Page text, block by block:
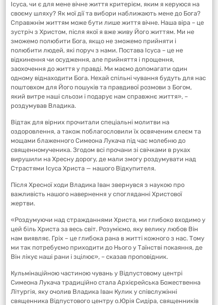
Ісуса, чи є для мене вічне життя критерієм, яким я керуюся на
своєму шляху? Як мої дії та вибори наближають мене до Бога?
Справжнім життям може бути лише життя вічне. Наша віра – це
зустріч з Христом, після якої я вже живу Його життям. Ми не
зможемо полюбити Бога, якщо не зможемо прийняти і
полюбити людей, які поруч з нами. Постава Ісуса – це не
відкинення чи осудження, але прийняття і прощення,
заохочення до життя у правді. Ми маємо допомагати один
одному віднаходити Бога. Нехай спільні чування будуть для нас
поштовхом для Його пошуків та правдивої розмови з Богом,
який витре наші сльози і подарує нам справжнє життя», –
роздумував Владика.
Відтак для вірних прочитали спеціальні молитви на
оздоровлення, а також поблагословили їх освяченим єлеєм та
мощами блаженного Симеона Лукача під час молебню до
священномученика. Згодом всі прочани зі свічками в руках
вирушили на Хресну дорогу, де мали змогу роздумувати над
Страстями Ісуса Христа — нашого Відкупителя.
Після Хресної ходи Владика Іван звернувся з наукою про
важливість нашого навернення у спогляданні Христової
жертви.
«Роздумуючи над стражданнями Христа, ми глибоко входимо у
цей біль Христа за весь світ. Розуміємо, яку велику любов Він
нам виявляє. Гріх – це глибока рана в житті кожного з нас. Тому
ми так потребуємо приходити до Нього у Таїнстві покаяння, де
Він лікує наші рани і зцілює», – сказав проповідник.
Кульмінаційною частиною чувань у Відпустовому центрі
Симеона Лукача традиційно стала Архієрейська Божественна
Літургія, яку очолив Владика Іван Кулик у співслужінні
священника Відпустового центру о.Юрія Сидіра, священників